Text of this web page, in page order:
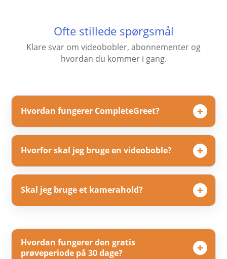
Ofte stillede spørgsmål
Klare svar om videobobler, abonnementer og
hvordan du kommer i gang.
Hvordan fungerer CompleteGreet?
Hvorfor skal jeg bruge en videoboble?
Skal jeg bruge et kamerahold?
Hvordan fungerer den gratis
prøveperiode på 30 dage?